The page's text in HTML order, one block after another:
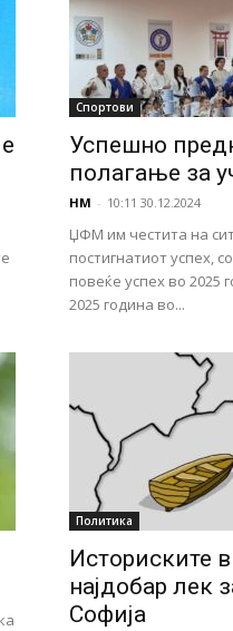
Спортови
Успешно
полагање за
НМ - 10:11 30.12.2024
ЏФМ им честита на
постигнатиот успех,
повеќе успех во 2025
2025 година во...
Политика
Историските
најдобар лек
Софија